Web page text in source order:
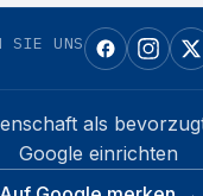
SIE UNS
als
Google einrichten